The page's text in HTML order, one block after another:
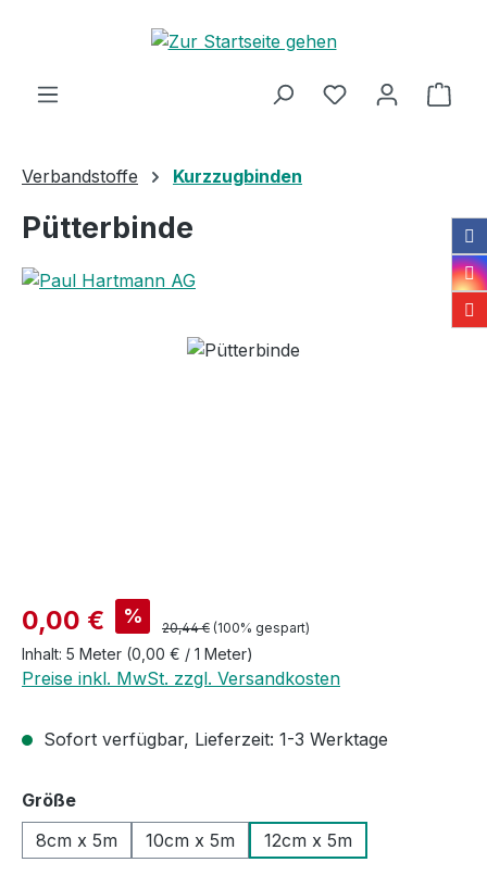
Zum Hauptinhalt springen
Verbandstoffe Kurzzugbinden
Pütterbinde
Bildergalerie überspringen
Verkaufspreis:
0,00 € % Regulärer Preis:
20,44 € (100% gespart)
Inhalt: 5 Meter (0,00 € / 1 Meter)
Preise inkl. MwSt. zzgl. Versandkosten
Sofort verfügbar, Lieferzeit: 1-3 Werktage
Größeauswählen
8cm x 5m
10cm x 5m 12cm x 5m